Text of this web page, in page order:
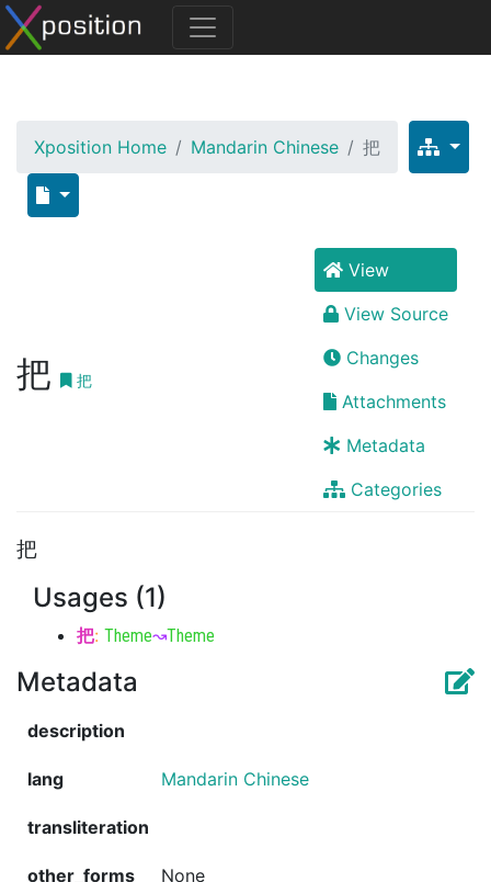
Xposition Home Mandarin Chinese 把
把 把
View
View Source
Changes
Attachments
Metadata
Categories
把
Usages (1)
把: Theme↝Theme
Metadata
description
lang Mandarin Chinese
transliteration
other_forms None